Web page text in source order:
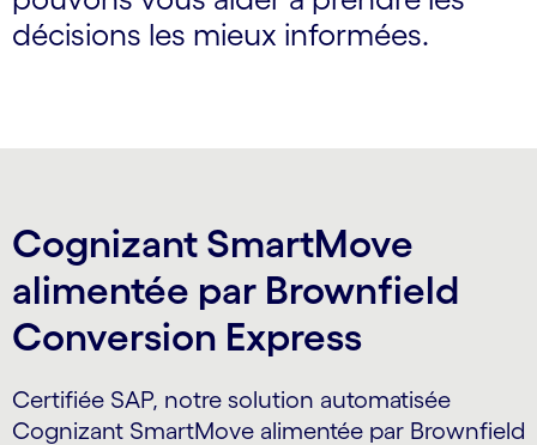
décisions les mieux informées.
Cognizant SmartMove
alimentée par Brownfield
Conversion Express
Certifiée SAP, notre solution automatisée
Cognizant SmartMove alimentée par Brownfield